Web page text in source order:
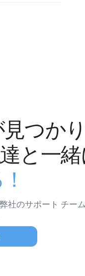
つか
と一
社のサポート チー